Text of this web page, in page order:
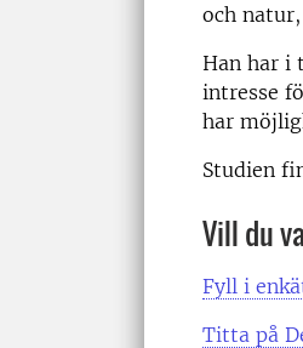
och
Han har i
intresse
har
Studien
Vill du
Fyll i
Titta på